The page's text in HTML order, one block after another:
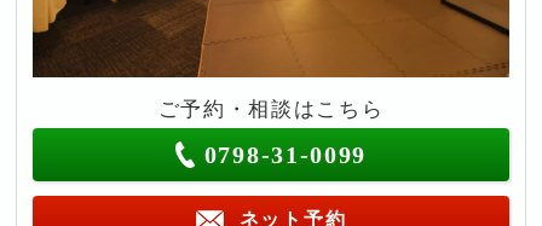
ご予約・相談はこちら
0798-31-0099
ネット予約